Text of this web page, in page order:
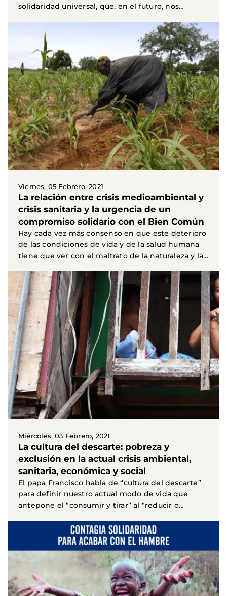
solidaridad universal, que, en el futuro, nos
Viernes, 05 Febrero, 2021
La relación entre crisis medioambiental y
crisis sanitaria y la urgencia de un
compromiso solidario con el Bien Común
Hay cada vez más consenso en que este deterioro
de las condiciones de vida y de la salud humana
tiene que ver con el maltrato de la naturaleza y la...
Miércoles, 03 Febrero, 2021
La cultura del descarte: pobreza y
exclusión en la actual crisis ambiental,
sanitaria, económica y social
El papa Francisco habla de “cultura del descarte”
para definir nuestro actual modo de vida que
antepone el “consumir y tirar” al “reducir o